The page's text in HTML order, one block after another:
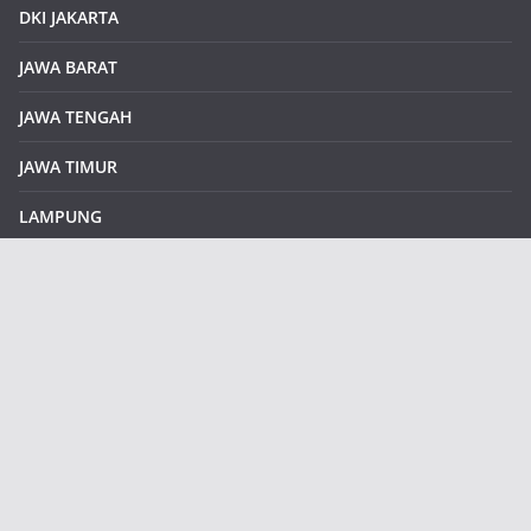
DKI JAKARTA
JAWA BARAT
JAWA TENGAH
JAWA TIMUR
LAMPUNG